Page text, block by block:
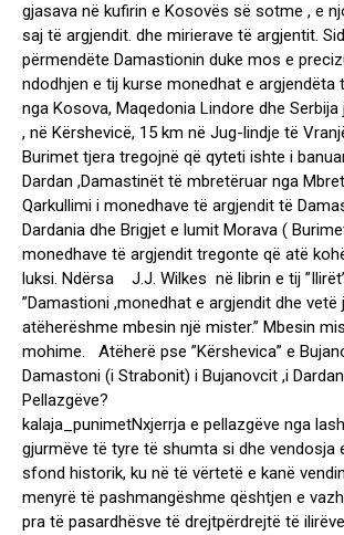
gjasava në kufirin e Kosovës së sotme , e
saj të argjendit. dhe mirierave të argjentit.
përmendëte Damastionin duke mos e
ndodhjen e tij kurse monedhat e argjendëta
nga Kosova, Maqedonia Lindore dhe Serbija
, në Kërshevicë, 15 km në Jug-lindje të
Burimet tjera tregojnë që qyteti ishte i
Dardan ,Damastinët të mbretëruar nga
Qarkullimi i monedhave të argjendit të
Dardania dhe Brigjet e lumit Morava (
monedhave të argjendit tregonte që atë
luksi. Ndërsa J.J. Wilkes në librin e tij
”Damastioni ,monedhat e argjendit dhe vetë
atëherëshme mbesin një mister.” Mbesin
mohime. Atëherë pse ”Kërshevica” e
Damastoni (i Strabonit) i Bujanovcit ,i
Pellazgëve?
kalaja_punimetNxjerrja e pellazgëve nga
gjurmëve të tyre të shumta si dhe vendosja
sfond historik, ku në të vërtetë e kanë
menyrë të pashmangëshme qështjen e
pra të pasardhësve të drejtpërdrejtë të